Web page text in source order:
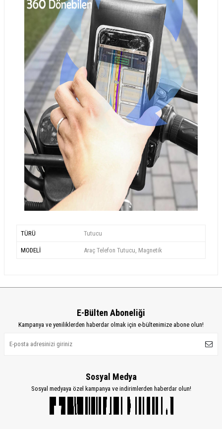
TÜRÜ Tutucu
MODELİ Araç Telefon Tutucu, Magnetik
E-Bülten Aboneliği
Kampanya ve yeniliklerden haberdar olmak için e-bültenimize abone olun!
Sosyal Medya
Sosyal medyaya özel kampanya ve indirimlerden haberdar olun!